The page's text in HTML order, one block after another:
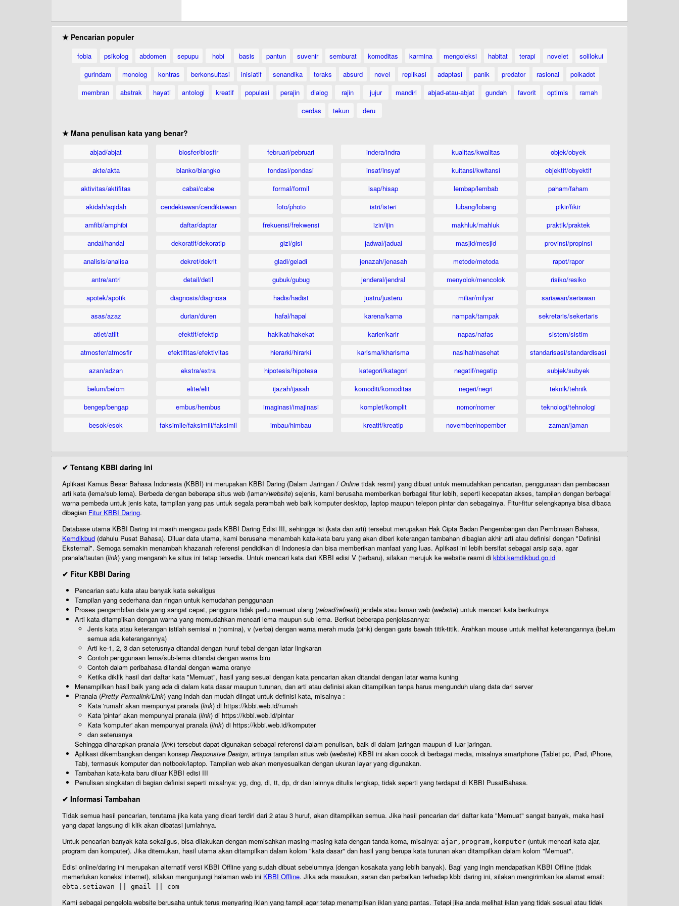
★ Pencarian populer
fobia psikolog abdomen sepupu hobi basis pantun suvenir semburat komoditas karmina mengoleksi habitat terapi novelet
solilokui
gurindam
monolog kontras berkonsultasi inisiatif senandika toraks absurd novel replikasi adaptasi panik predator rasional
polkadot
membran
abstrak hayati antologi kreatif populasi perajin dialog rajin jujur mandiri abjad-atau-abjat gundah favorit optimis
ramah
cerdas
tekun deru
★ Mana penulisan kata yang benar?
abjad/abjat
akte/akta
aktivitas/aktifitas
akidah/aqidah
amfibi/amphibi
andal/handal
analisis/analisa
antre/antri
apotek/apotik
asas/azaz
atlet/atlit
atmosfer/atmosfir
azan/adzan
belum/belom
bengep/bengap
besok/esok
biosfer/biosfir
blanko/blangko
cabai/cabe
cendekiawan/cendikiawan
daftar/daptar
dekoratif/dekoratip
dekret/dekrit
detail/detil
diagnosis/diagnosa
durian/duren
efektif/efektip
efektifitas/efektivitas
ekstra/extra
elite/elit
embus/hembus
faksimile/faksimili/faksimil
februari/pebruari
fondasi/pondasi
formal/formil
foto/photo
frekuensi/frekwensi
gizi/gisi
gladi/geladi
gubuk/gubug
hadis/hadist
hafal/hapal
hakikat/hakekat
hierarki/hirarki
hipotesis/hipotesa
ijazah/ijasah
imaginasi/imajinasi
imbau/himbau
indera/indra
insaf/insyaf
isap/hisap
istri/isteri
izin/ijin
jadwal/jadual
jenazah/jenasah
jenderal/jendral
justru/justeru
karena/karna
karier/karir
karisma/kharisma
kategori/katagori
komoditi/komoditas
komplet/komplit
kreatif/kreatip
kualitas/kwalitas
kuitansi/kwitansi
lembap/lembab
lubang/lobang
makhluk/mahluk
masjid/mesjid
metode/metoda
menyolok/mencolok
miliar/milyar
nampak/tampak
napas/nafas
nasihat/nasehat
negatif/negatip
negeri/negri
nomor/nomer
november/nopember
objek/obyek
objektif/obyektif
paham/faham
pikir/fikir
praktik/praktek
provinsi/propinsi
rapot/rapor
risiko/resiko
sariawan/seriawan
sekretaris/sekertaris
sistem/sistim
standarisasi/standardisasi
subjek/subyek
teknik/tehnik
teknologi/tehnologi
zaman/jaman
✔ Tentang KBBI daring ini
Aplikasi Kamus Besar Bahasa Indonesia (KBBI) ini merupakan KBBI Daring (Dalam Jaringan / Online tidak resmi) yang dibuat untuk memudahkan pencarian, penggunaan dan pembacaan
arti kata (lema/sub lema). Berbeda dengan beberapa situs web (laman/website) sejenis, kami berusaha memberikan berbagai fitur lebih, seperti kecepatan akses, tampilan dengan berbagai
warna pembeda untuk jenis kata, tampilan yang pas untuk segala perambah web baik komputer desktop, laptop maupun telepon pintar dan sebagainya. Fitur-fitur selengkapnya bisa dibaca
dibagian Fitur KBBI Daring.
Database utama KBBI Daring ini masih mengacu pada KBBI Daring Edisi III, sehingga isi (kata dan arti) tersebut merupakan Hak Cipta Badan Pengembangan dan Pembinaan Bahasa,
Kemdikbud (dahulu Pusat Bahasa). Diluar data utama, kami berusaha menambah kata-kata baru yang akan diberi keterangan tambahan dibagian akhir arti atau definisi dengan "Definisi
Eksternal". Semoga semakin menambah khazanah referensi pendidikan di Indonesia dan bisa memberikan manfaat yang luas. Aplikasi ini lebih bersifat sebagai arsip saja, agar
pranala/tautan (link) yang mengarah ke situs ini tetap tersedia. Untuk mencari kata dari KBBI edisi V (terbaru), silakan merujuk ke website resmi di kbbi.kemdikbud.go.id
✔ Fitur KBBI Daring
Pencarian satu kata atau banyak kata sekaligus
Tampilan yang sederhana dan ringan untuk kemudahan penggunaan
Proses pengambilan data yang sangat cepat, pengguna tidak perlu memuat ulang (reload/refresh) jendela atau laman web (website) untuk mencari kata berikutnya
Arti kata ditampilkan dengan warna yang memudahkan mencari lema maupun sub lema. Berikut beberapa penjelasannya:
Jenis kata atau keterangan istilah semisal n (nomina), v (verba) dengan warna merah muda (pink) dengan garis bawah titik-titik. Arahkan mouse untuk melihat keterangannya (belum
semua ada keterangannya)
Arti ke-1, 2, 3 dan seterusnya ditandai dengan huruf tebal dengan latar lingkaran
Contoh penggunaan lema/sub-lema ditandai dengan warna biru
Contoh dalam peribahasa ditandai dengan warna oranye
Ketika diklik hasil dari daftar kata "Memuat", hasil yang sesuai dengan kata pencarian akan ditandai dengan latar warna kuning
Menampilkan hasil baik yang ada di dalam kata dasar maupun turunan, dan arti atau definisi akan ditampilkan tanpa harus mengunduh ulang data dari server
Pranala (Pretty Permalink/Link) yang indah dan mudah diingat untuk definisi kata, misalnya :
Kata 'rumah' akan mempunyai pranala (link) di https://kbbi.web.id/rumah
Kata 'pintar' akan mempunyai pranala (link) di https://kbbi.web.id/pintar
Kata 'komputer' akan mempunyai pranala (link) di https://kbbi.web.id/komputer
dan seterusnya
Sehingga diharapkan pranala (link) tersebut dapat digunakan sebagai referensi dalam penulisan, baik di dalam jaringan maupun di luar jaringan.
Aplikasi dikembangkan dengan konsep Responsive Design, artinya tampilan situs web (website) KBBI ini akan cocok di berbagai media, misalnya smartphone (Tablet pc, iPad, iPhone,
Tab), termasuk komputer dan netbook/laptop. Tampilan web akan menyesuaikan dengan ukuran layar yang digunakan.
Tambahan kata-kata baru diluar KBBI edisi III
Penulisan singkatan di bagian definisi seperti misalnya: yg, dng, dl, tt, dp, dr dan lainnya ditulis lengkap, tidak seperti yang terdapat di KBBI PusatBahasa.
✔ Informasi Tambahan
Tidak semua hasil pencarian, terutama jika kata yang dicari terdiri dari 2 atau 3 huruf, akan ditampilkan semua. Jika hasil pencarian dari daftar kata "Memuat" sangat banyak, maka hasil
yang dapat langsung di klik akan dibatasi jumlahnya.
Untuk pencarian banyak kata sekaligus, bisa dilakukan dengan memisahkan masing-masing kata dengan tanda koma, misalnya: ajar,program,komputer (untuk mencari kata ajar,
program dan komputer). Jika ditemukan, hasil utama akan ditampilkan dalam kolom "kata dasar" dan hasil yang berupa kata turunan akan ditampilkan dalam kolom "Memuat".
Edisi online/daring ini merupakan alternatif versi KBBI Offline yang sudah dibuat sebelumnya (dengan kosakata yang lebih banyak). Bagi yang ingin mendapatkan KBBI Offline (tidak
memerlukan koneksi internet), silakan mengunjungi halaman web ini KBBI Offline. Jika ada masukan, saran dan perbaikan terhadap kbbi daring ini, silakan mengirimkan ke alamat email:
ebta.setiawan || gmail || com
Kami sebagai pengelola website berusaha untuk terus menyaring iklan yang tampil agar tetap menampilkan iklan yang pantas. Tetapi jika anda melihat iklan yang tidak sesuai atau tidak